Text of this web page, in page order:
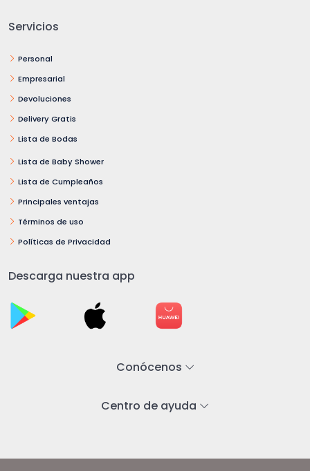
Servicios
Personal
Empresarial
Devoluciones
Delivery Gratis
Lista de Bodas
Lista de Baby Shower
Lista de Cumpleaños
Principales ventajas
Términos de uso
Políticas de Privacidad
Descarga nuestra app
Conócenos
Centro de ayuda